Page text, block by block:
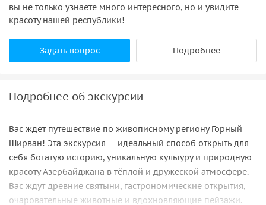
вы не только узнаете много интересного, но и увидите
красоту нашей республики!
Задать вопрос Подробнее
Подробнее об экскурсии
Вас ждет путешествие по живописному региону Горный
Ширван! Эта экскурсия — идеальный способ открыть для
себя богатую историю, уникальную культуру и природную
красоту Азербайджана в тёплой и дружеской атмосфере.
Вас ждут древние святыни, гастрономические открытия,
очаровательные животные и вдохновляющие пейзажи.